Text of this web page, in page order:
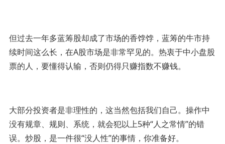
但过去一年多蓝筹股却成了市场的香饽饽，蓝筹的牛市持
续时间这么长，在A股市场是非常罕见的。热衷于中小盘股
票的人，要懂得认输，否则仍得只赚指数不赚钱。
大部分投资者是非理性的，这当然包括我们自己。操作中
没有规章、规则、系统，就会犯以上5种“人之常情”的错
误。炒股，是一件很“没人性”的事情，你准备好。